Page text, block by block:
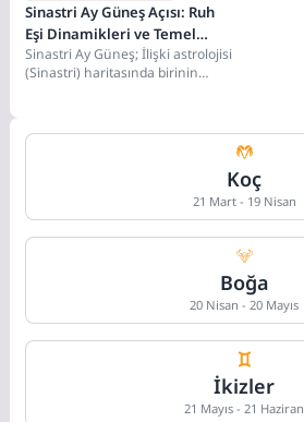
Sinastri Ay Güneş Açısı: Ruh
Eşi Dinamikleri ve Temel
Enerji Uyumunun Sırrı
Sinastri Ay Güneş; İlişki astrolojisi
(Sinastri) haritasında birinin
Koç
21 Mart - 19 Nisan
Boğa
20 Nisan - 20 Mayıs
İkizler
21 Mayıs - 21 Haziran